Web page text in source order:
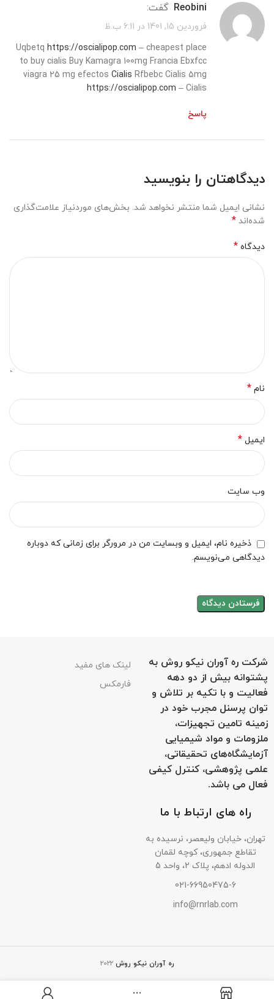
reobini گفت:
فروردین 15, 1401 در 6:11 ب.ظ
Uqbetq https://oscialipop.com – cheapest place
to buy cialis Buy Kamagra 100mg Francia Ebxfcc
viagra 25 mg efectos Cialis Rfbebc Cialis 5mg
https://oscialipop.com – Cialis
پاسخ
دیدگاهتان را بنویسید
نشانی ایمیل شما منتشر نخواهد شد. بخش‌های موردنیاز علامت‌گذاری
شده‌اند *
دیدگاه *
نام *
ایمیل *
وب‌ سایت
ذخیره نام، ایمیل و وبسایت من در مرورگر برای زمانی که دوباره
دیدگاهی می‌نویسم.
شرکت ره آوران نیکو روش به
پشتوانه بیش از دو دهه
فعالیت و با تکیه بر تلاش و
توان پرسنل مجرب خود در
زمینه تامین تجهیزات،
ملزومات و مواد شیمیایی
آزمایشگاه‌های تحقیقاتی،
علمی پژوهشی، کنترل کیفی
فعال می باشد.
لینک های مفید
فارمکس
راه های ارتباط با ما
تهران، خیابان ولیعصر، نرسیده به
تقاطع جمهوری، کوچه لقمان
الدوله ادهم، پلاک 2، واحد 5
021-66950475-6
info@rnrlab.com
ره آوران نیکو روش 2022